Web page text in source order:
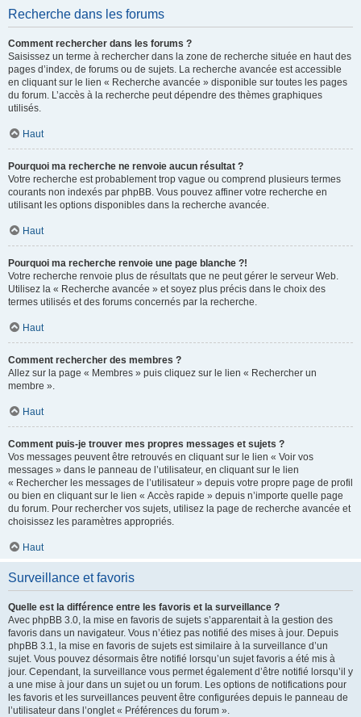
Recherche dans les forums
Comment rechercher dans les forums ?
Saisissez un terme à rechercher dans la zone de recherche située en haut des
pages d’index, de forums ou de sujets. La recherche avancée est accessible
en cliquant sur le lien « Recherche avancée » disponible sur toutes les pages
du forum. L’accès à la recherche peut dépendre des thèmes graphiques
utilisés.
Haut
Pourquoi ma recherche ne renvoie aucun résultat ?
Votre recherche est probablement trop vague ou comprend plusieurs termes
courants non indexés par phpBB. Vous pouvez affiner votre recherche en
utilisant les options disponibles dans la recherche avancée.
Haut
Pourquoi ma recherche renvoie une page blanche ?!
Votre recherche renvoie plus de résultats que ne peut gérer le serveur Web.
Utilisez la « Recherche avancée » et soyez plus précis dans le choix des
termes utilisés et des forums concernés par la recherche.
Haut
Comment rechercher des membres ?
Allez sur la page « Membres » puis cliquez sur le lien « Rechercher un
membre ».
Haut
Comment puis-je trouver mes propres messages et sujets ?
Vos messages peuvent être retrouvés en cliquant sur le lien « Voir vos
messages » dans le panneau de l’utilisateur, en cliquant sur le lien
« Rechercher les messages de l’utilisateur » depuis votre propre page de profil
ou bien en cliquant sur le lien « Accès rapide » depuis n’importe quelle page
du forum. Pour rechercher vos sujets, utilisez la page de recherche avancée et
choisissez les paramètres appropriés.
Haut
Surveillance et favoris
Quelle est la différence entre les favoris et la surveillance ?
Avec phpBB 3.0, la mise en favoris de sujets s’apparentait à la gestion des
favoris dans un navigateur. Vous n’étiez pas notifié des mises à jour. Depuis
phpBB 3.1, la mise en favoris de sujets est similaire à la surveillance d’un
sujet. Vous pouvez désormais être notifié lorsqu’un sujet favoris a été mis à
jour. Cependant, la surveillance vous permet également d’être notifié lorsqu’il y
a une mise à jour dans un sujet ou un forum. Les options de notifications pour
les favoris et les surveillances peuvent être configurées depuis le panneau de
l’utilisateur dans l’onglet « Préférences du forum ».